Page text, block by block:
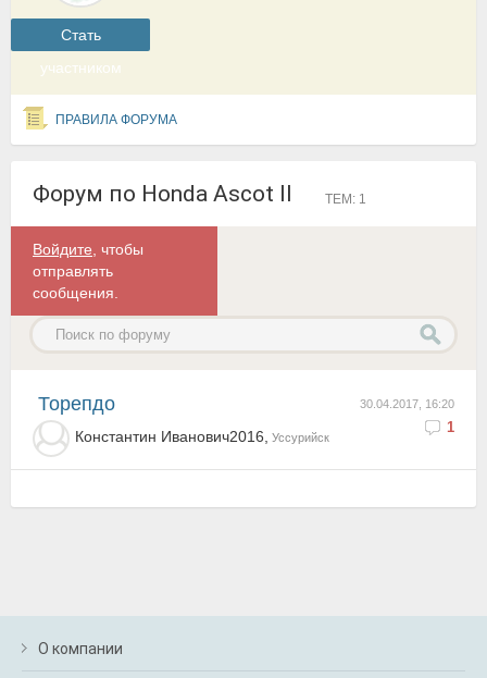
Cтать
участником
ПРАВИЛА ФОРУМА
Форум по Honda Ascot II ТЕМ: 1
Войдите , чтобы
отправлять
сообщения.
30.04.2017, 16:20
1
торепдо
Константин Иванович2016, Уссурийск
О компании